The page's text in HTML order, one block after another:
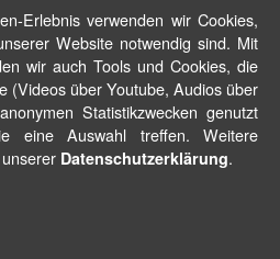
Erlebnis verwenden wir Cookies,
Website notwendig sind. Mit
wir auch Tools und Cookies, die
(Videos über Youtube, Audios über
Statistikzwecken genutzt
eine Auswahl treffen. Weitere
Datenschutzerklärung.